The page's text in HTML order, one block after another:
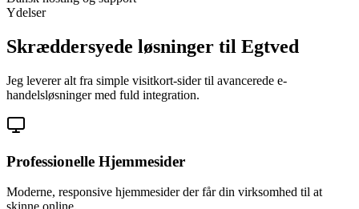
Ydelser
Skræddersyede løsninger til Egtved
Jeg leverer alt fra simple visitkort-sider til avancerede e-
handelsløsninger med fuld integration.
Professionelle Hjemmesider
Moderne, responsive hjemmesider der får din virksomhed til at